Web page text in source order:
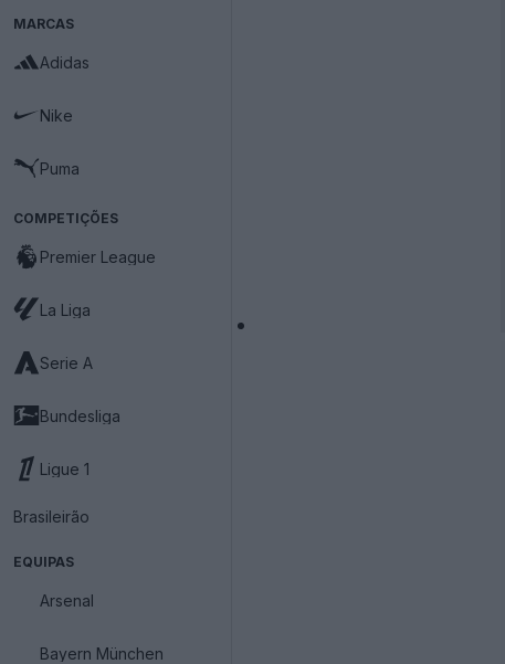
MARCAS
Adidas
Nike
Puma
COMPETIÇÕES
Premier League
La Liga
Serie A
Bundesliga
Ligue 1
Brasileirão
EQUIPAS
Arsenal
Bayern München